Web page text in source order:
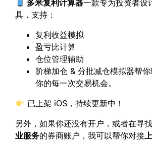
多米复利计算器一款专为投资者设
具，支持：
复利收益模拟
盈亏比计算
仓位管理辅助
阶梯加仓 & 分批减仓模拟器帮
你的每一次交易机会。
已上架 iOS，持续更新中！
另外，如果你还没有开户，或者在寻
业服务的券商账户，我可以帮你对接